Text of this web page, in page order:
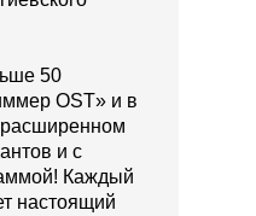
50
OST» и в
расширенном
и с
Каждый
настоящий